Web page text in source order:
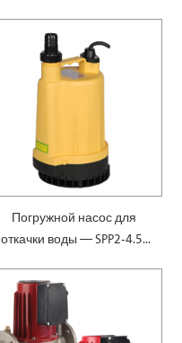
Погружной насос для
откачки воды — SPP2-4.5-